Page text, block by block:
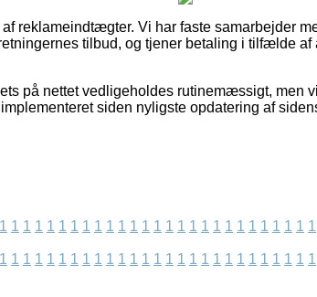
reklameindtægter. Vi har faste samarbejder
tilbud, og tjener betaling i tilfælde af
på nettet vedligeholdes rutinemæssigt, men
siden nyligste opdatering af
1 1 1 1 1 1 1 1 1 1 1 1 1 1 1 1 1 1 1 1 1 1 1 1 1 1 1
1 1 1 1 1 1 1 1 1 1 1 1 1 1 1 1 1 1 1 1 1 1 1 1 1 1 1